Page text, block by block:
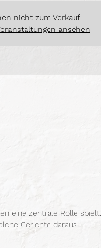
nicht zum Verkauf
ansehen
eine zentrale Rolle spielt.
Gerichte daraus